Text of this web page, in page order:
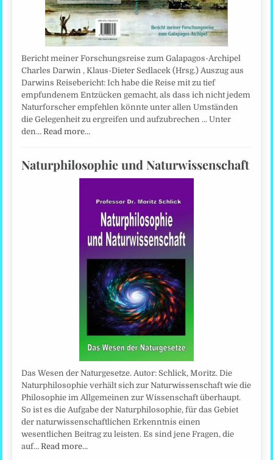
Bericht meiner Forschungsreise zum Galapagos-Archipel
Charles Darwin , Klaus-Dieter Sedlacek (Hrsg.) Auszug aus
Darwins Reisebericht: Ich habe die Reise mit zu tief
empfundenem Entzücken gemacht, als dass ich nicht jedem
Naturforscher empfehlen könnte unter allen Umständen
die Gelegenheit zu ergreifen und aufzubrechen ... Unter
den…Read more…
Naturphilosophie und Naturwissenschaft
Das Wesen der Naturgesetze. Autor: Schlick, Moritz. Die
Naturphilosophie verhält sich zur Naturwissenschaft wie die
Philosophie im Allgemeinen zur Wissenschaft überhaupt.
So ist es die Aufgabe der Naturphilosophie, für das Gebiet
der naturwissenschaftlichen Erkenntnis einen
wesentlichen Beitrag zu leisten. Es sind jene Fragen, die
auf…Read more…